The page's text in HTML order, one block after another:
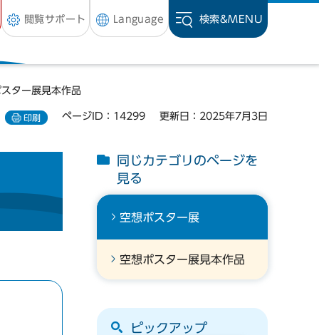
閲覧サポート Language 検索&MENU
ター展見本作品
印刷 ページID：14299 更新日：2025年7月3日
同じカテゴリのページを
見る
空想ポスター展
空想ポスター展見本作品
ピックアップ